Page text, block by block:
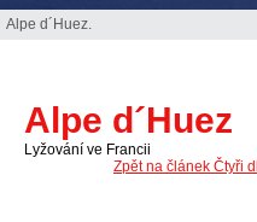
Alpe d´Huez.
Alpe d´Huez
Lyžování ve Francii
Zpět na článek Čtyři